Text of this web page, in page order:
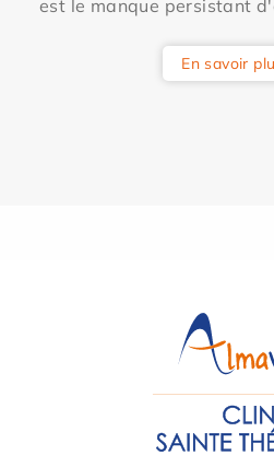
est le manque persistant
En savoir